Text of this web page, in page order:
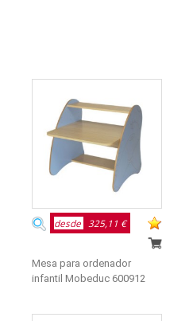
desde 325,11 €
Mesa para ordenador
infantil Mobeduc 600912